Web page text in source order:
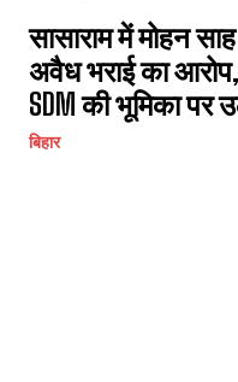
सासाराम में मोहन
अवैध भराई का
SDM की भूमिका पर
बिहार